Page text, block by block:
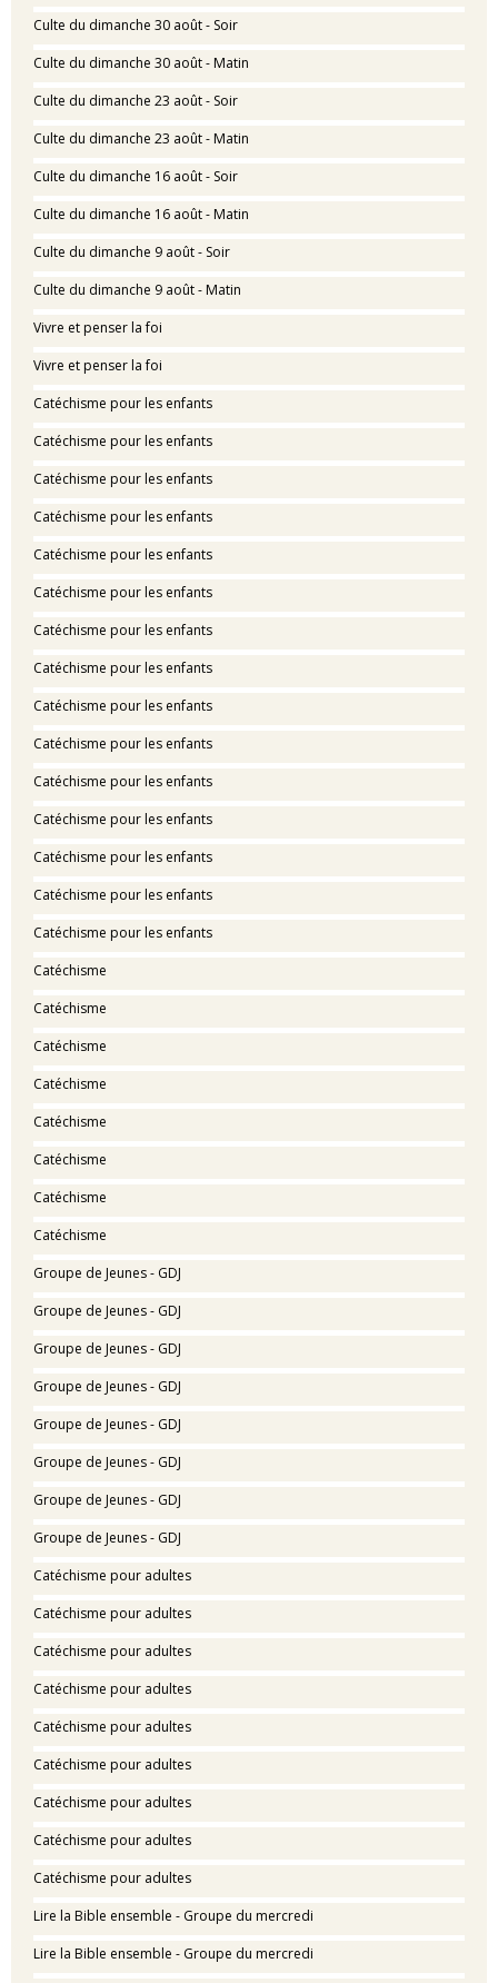
Culte du dimanche 30 août - Soir
Culte du dimanche 30 août - Matin
Culte du dimanche 23 août - Soir
Culte du dimanche 23 août - Matin
Culte du dimanche 16 août - Soir
Culte du dimanche 16 août - Matin
Culte du dimanche 9 août - Soir
Culte du dimanche 9 août - Matin
Vivre et penser la foi
Vivre et penser la foi
Catéchisme pour les enfants
Catéchisme pour les enfants
Catéchisme pour les enfants
Catéchisme pour les enfants
Catéchisme pour les enfants
Catéchisme pour les enfants
Catéchisme pour les enfants
Catéchisme pour les enfants
Catéchisme pour les enfants
Catéchisme pour les enfants
Catéchisme pour les enfants
Catéchisme pour les enfants
Catéchisme pour les enfants
Catéchisme pour les enfants
Catéchisme pour les enfants
Catéchisme
Catéchisme
Catéchisme
Catéchisme
Catéchisme
Catéchisme
Catéchisme
Catéchisme
Groupe de Jeunes - GDJ
Groupe de Jeunes - GDJ
Groupe de Jeunes - GDJ
Groupe de Jeunes - GDJ
Groupe de Jeunes - GDJ
Groupe de Jeunes - GDJ
Groupe de Jeunes - GDJ
Groupe de Jeunes - GDJ
Catéchisme pour adultes
Catéchisme pour adultes
Catéchisme pour adultes
Catéchisme pour adultes
Catéchisme pour adultes
Catéchisme pour adultes
Catéchisme pour adultes
Catéchisme pour adultes
Catéchisme pour adultes
Lire la Bible ensemble - Groupe du mercredi
Lire la Bible ensemble - Groupe du mercredi